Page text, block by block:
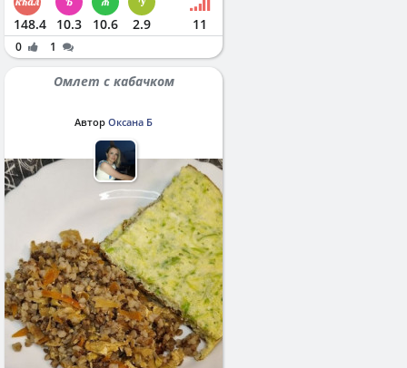
148.4 10.3 10.6 2.9 11
0 1
Омлет с кабачком
Автор Оксана Б